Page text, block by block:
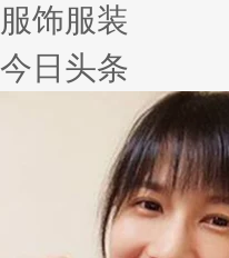
服饰服装
今日头条